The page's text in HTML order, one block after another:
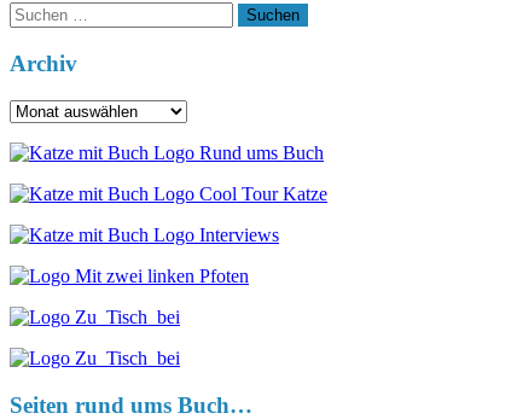
Suchen
nach:
Archiv
Archiv
Seiten rund ums Buch…